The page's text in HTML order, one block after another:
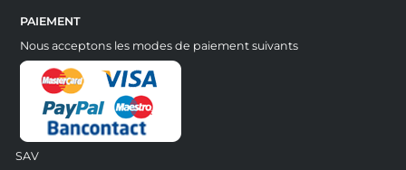
PAIEMENT
Nous acceptons les modes de paiement suivants
SAV